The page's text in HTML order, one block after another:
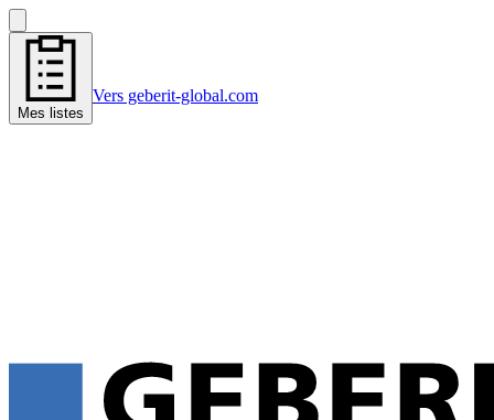
Mes listes
Vers geberit-global.com